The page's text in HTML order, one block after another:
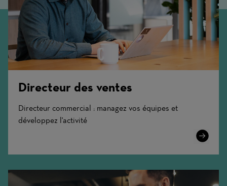
Directeur des ventes
Directeur commercial : managez vos équipes et
développez l'activité
Learn